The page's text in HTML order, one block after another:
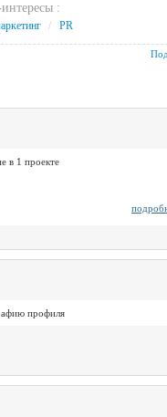
:
/ PR
в 1 проекте
профиля